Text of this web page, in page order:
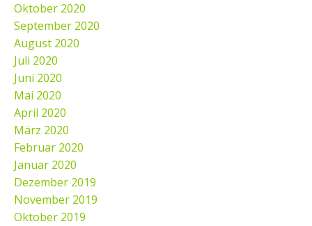
Oktober 2020
September 2020
August 2020
Juli 2020
Juni 2020
Mai 2020
April 2020
März 2020
Februar 2020
Januar 2020
Dezember 2019
November 2019
Oktober 2019